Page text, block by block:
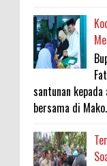
santunan
bersama di